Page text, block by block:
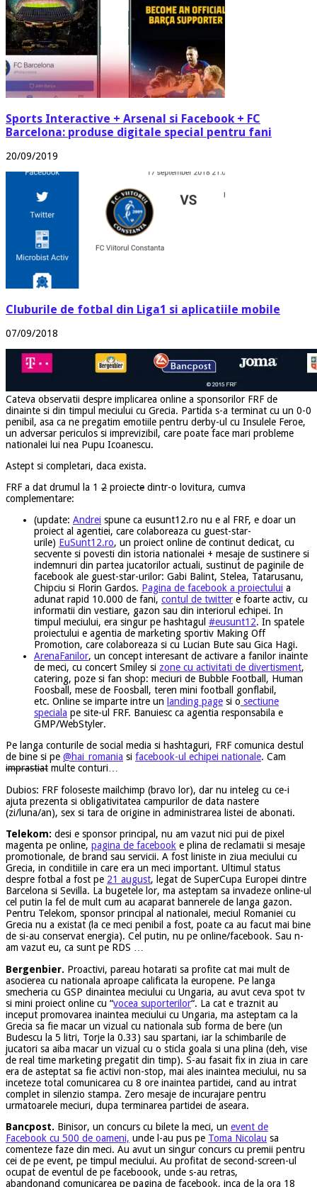
Sports Interactive + Arsenal si Facebook + FC
Barcelona: produse digitale special pentru fani
20/09/2019
Cluburile de fotbal din Liga1 si aplicatiile mobile
07/09/2018
Cateva observatii despre implicarea online a sponsorilor FRF de
dinainte si din timpul meciului cu Grecia. Partida s-a terminat cu un 0-0
penibil, asa ca ne pregatim emotiile pentru derby-ul cu Insulele Feroe,
un adversar periculos si imprevizibil, care poate face mari probleme
nationalei lui nea Pupu Icoanescu.
Astept si completari, daca exista.
FRF a dat drumul la 1 2 proiecte dintr-o lovitura, cumva
complementare:
(update: Andrei spune ca eusunt12.ro nu e al FRF, e doar un
proiect al agentiei, care colaboreaza cu guest-star-
urile) EuSunt12.ro, un proiect online de continut dedicat, cu
secvente si povesti din istoria nationalei + mesaje de sustinere si
indemnuri din partea jucatorilor actuali, sustinut de paginile de
facebook ale guest-star-urilor: Gabi Balint, Stelea, Tatarusanu,
Chipciu si Florin Gardos. Pagina de facebook a proiectului a
adunat rapid 10.000 de fani, contul de twitter e foarte activ, cu
informatii din vestiare, gazon sau din interiorul echipei. In
timpul meciului, era singur pe hashtagul #eusunt12. In spatele
proiectului e agentia de marketing sportiv Making Off
Promotion, care colaboreaza si cu Lucian Bute sau Gica Hagi.
ArenaFanilor, un concept interesant de activare a fanilor inainte
de meci, cu concert Smiley si zone cu activitati de divertisment,
catering, poze si fan shop: meciuri de Bubble Football, Human
Foosball, mese de Foosball, teren mini football gonflabil,
etc. Online se imparte intre un landing page si o sectiune
speciala pe site-ul FRF. Banuiesc ca agentia responsabila e
GMP/WebStyler.
Pe langa conturile de social media si hashtaguri, FRF comunica destul
de bine si pe @hai_romania si facebook-ul echipei nationale. Cam
imprastiat multe conturi…
Dubios: FRF foloseste mailchimp (bravo lor), dar nu inteleg cu ce-i
ajuta prezenta si obligativitatea campurilor de data nastere
(zi/luna/an), sex si tara de origine in administrarea listei de abonati.
Telekom: desi e sponsor principal, nu am vazut nici pui de pixel
magenta pe online, pagina de facebook e plina de reclamatii si mesaje
promotionale, de brand sau servicii. A fost liniste in ziua meciului cu
Grecia, in conditiile in care era un meci important. Ultimul status
despre fotbal a fost pe 21 august, legat de SuperCupa Europei dintre
Barcelona si Sevilla. La bugetele lor, ma asteptam sa invadeze online-ul
cel putin la fel de mult cum au acaparat bannerele de langa gazon.
Pentru Telekom, sponsor principal al nationalei, meciul Romaniei cu
Grecia nu a existat (la ce meci penibil a fost, poate ca au facut mai bine
de si-au conservat energia). Cel putin, nu pe online/facebook. Sau n-
am vazut eu, ca sunt pe RDS …
Bergenbier. Proactivi, pareau hotarati sa profite cat mai mult de
asocierea cu nationala aproape calificata la europene. Pe langa
smecheria cu GSP dinaintea meciului cu Ungaria, au avut ceva spot tv
si mini proiect online cu “vocea suporterilor“. La cat e traznit au
inceput promovarea inaintea meciului cu Ungaria, ma asteptam ca la
Grecia sa fie macar un vizual cu nationala sub forma de bere (un
Budescu la 5 litri, Torje la 0.33) sau spartani, iar la schimbarile de
jucatori sa aiba macar un vizual cu o sticla goala si una plina (deh, vise
de real time marketing pregatit din timp). S-au fasait fix in ziua in care
era de asteptat sa fie activi non-stop, mai ales inaintea meciului, nu sa
inceteze total comunicarea cu 8 ore inaintea partidei, cand au intrat
complet in silenzio stampa. Zero mesaje de incurajare pentru
urmatoarele meciuri, dupa terminarea partidei de aseara.
Bancpost. Binisor, un concurs cu bilete la meci, un event de
Facebook cu 500 de oameni, unde l-au pus pe Toma Nicolau sa
comenteze faze din meci. Au avut un singur concurs cu premii pentru
cei de pe event, pe timpul meciului. Au profitat de second-screen-ul
ocupat de eventul de pe faceboook, unde s-au retras,
abandonand comunicarea pe pagina de facebook, inca de la ora 18